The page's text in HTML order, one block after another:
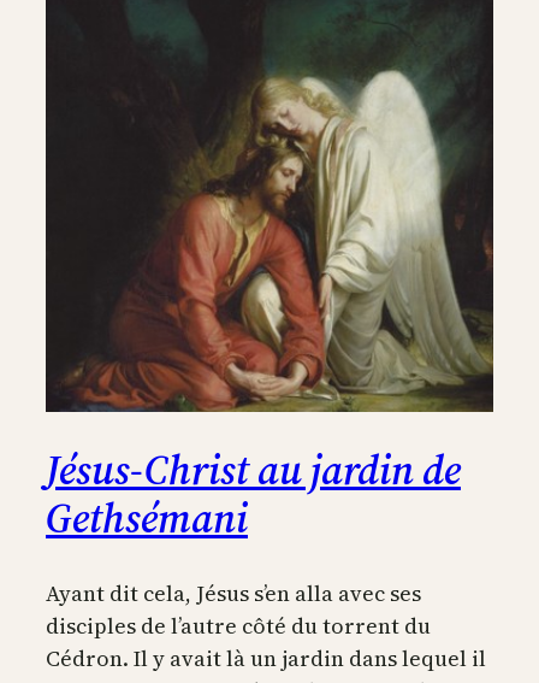
de
Jésus-Christ au jardin de
Gethsémani
Ayant dit cela, Jésus s’en alla avec ses
disciples de l’autre côté du torrent du
Cédron. Il y avait là un jardin dans lequel il